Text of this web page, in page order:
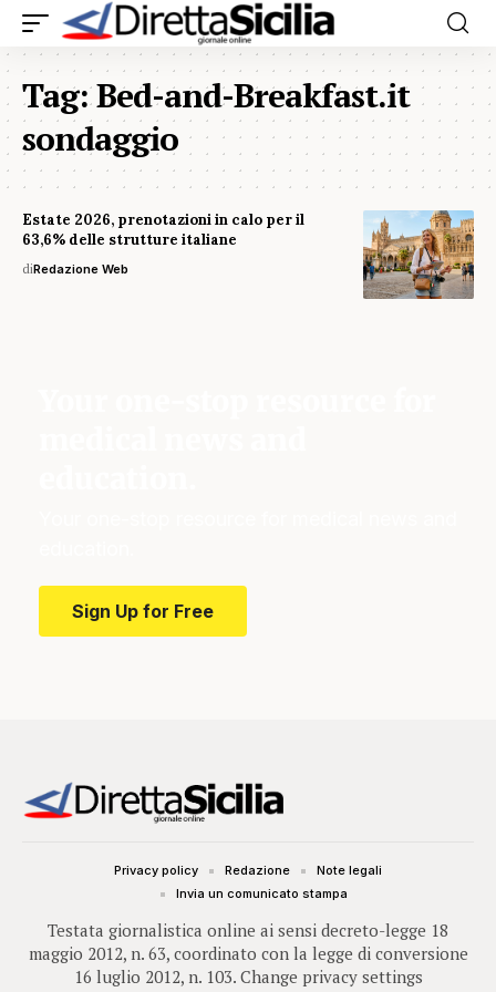
Tag:Bed-and-Breakfast.it
sondaggio
Estate 2026, prenotazioni in calo per il
63,6% delle strutture italiane
diRedazione Web
Sign Up for Free
Testata giornalistica online ai sensi decreto-legge 18
maggio 2012, n. 63, coordinato con la legge di conversione
16 luglio 2012, n. 103. Change privacy settings
Privacy policy Redazione
Note legali
Invia un comunicato stampa